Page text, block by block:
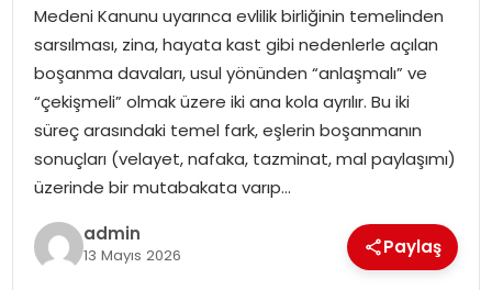
MAGAZIN
DÜNYA
OTOMOBIL
Medeni Kanunu uyarınca evlilik birliğinin temelinden
sarsılması, zina, hayata kast gibi nedenlerle açılan
boşanma davaları, usul yönünden “anlaşmalı” ve
“çekişmeli” olmak üzere iki ana kola ayrılır. Bu iki
süreç arasındaki temel fark, eşlerin boşanmanın
sonuçları (velayet, nafaka, tazminat, mal paylaşımı)
üzerinde bir mutabakata varıp…
admin
13 Mayıs 2026 Paylaş